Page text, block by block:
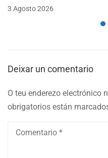
3 Agosto 2026
Deixar un comentario
O teu enderezo electrónico
obrigatorios están